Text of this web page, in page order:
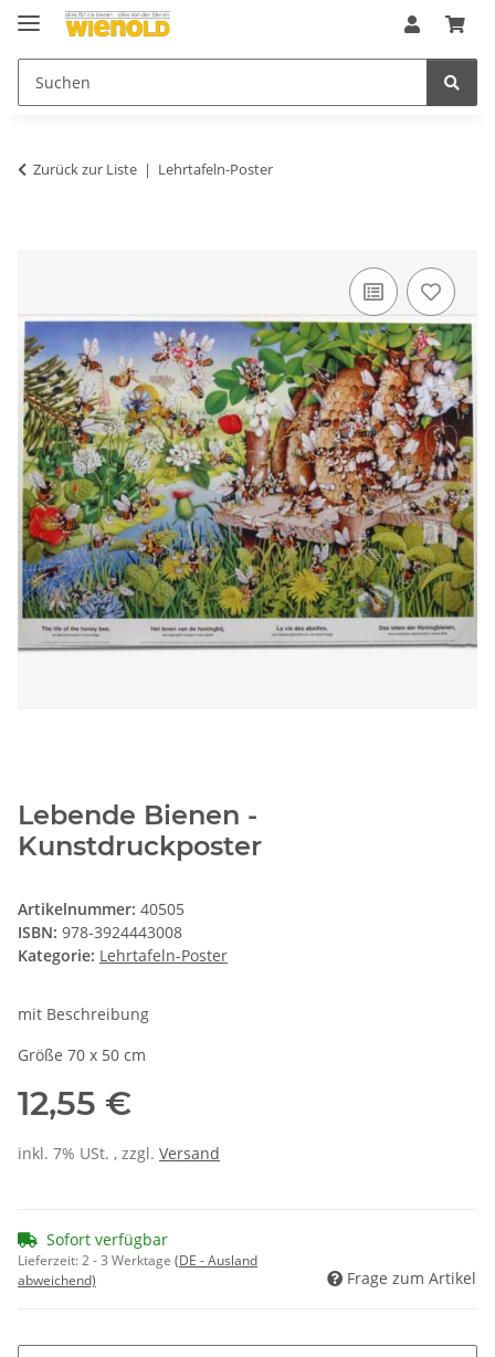
Zurück zur Liste Lehrtafeln-Poster
Lebende Bienen -
Kunstdruckposter
Artikelnummer: 40505
ISBN: 978-3924443008
Kategorie: Lehrtafeln-Poster
mit Beschreibung
Größe 70 x 50 cm
12,55 €
inkl. 7% USt. , zzgl. Versand
Sofort verfügbar
Lieferzeit:2 - 3 Werktage (DE - Ausland
abweichend)
Frage zum Artikel